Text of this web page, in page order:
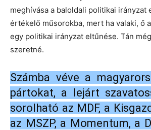
meghívása a baloldali politikai irányzat
értékelő műsorokba, mert ha valaki, ő
egy politikai irányzat eltűnése. Tán
szeretné.
Számba véve a
pártokat, a lejárt
sorolható az MDF, a
az MSZP, a Momentum, a